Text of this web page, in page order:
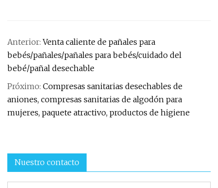
Anterior:Venta caliente de pañales para
bebés/pañales/pañales para bebés/cuidado del
bebé/pañal desechable
Próximo: Compresas sanitarias desechables de
aniones, compresas sanitarias de algodón para
mujeres, paquete atractivo, productos de higiene
Nuestro contacto